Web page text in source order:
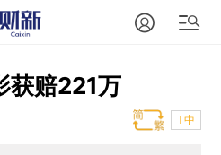
获赔221万
T中